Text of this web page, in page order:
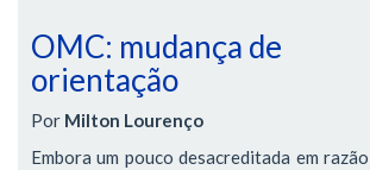
OMC: mudança de
orientação
Por Milton Lourenço
Embora um pouco desacreditada em razão